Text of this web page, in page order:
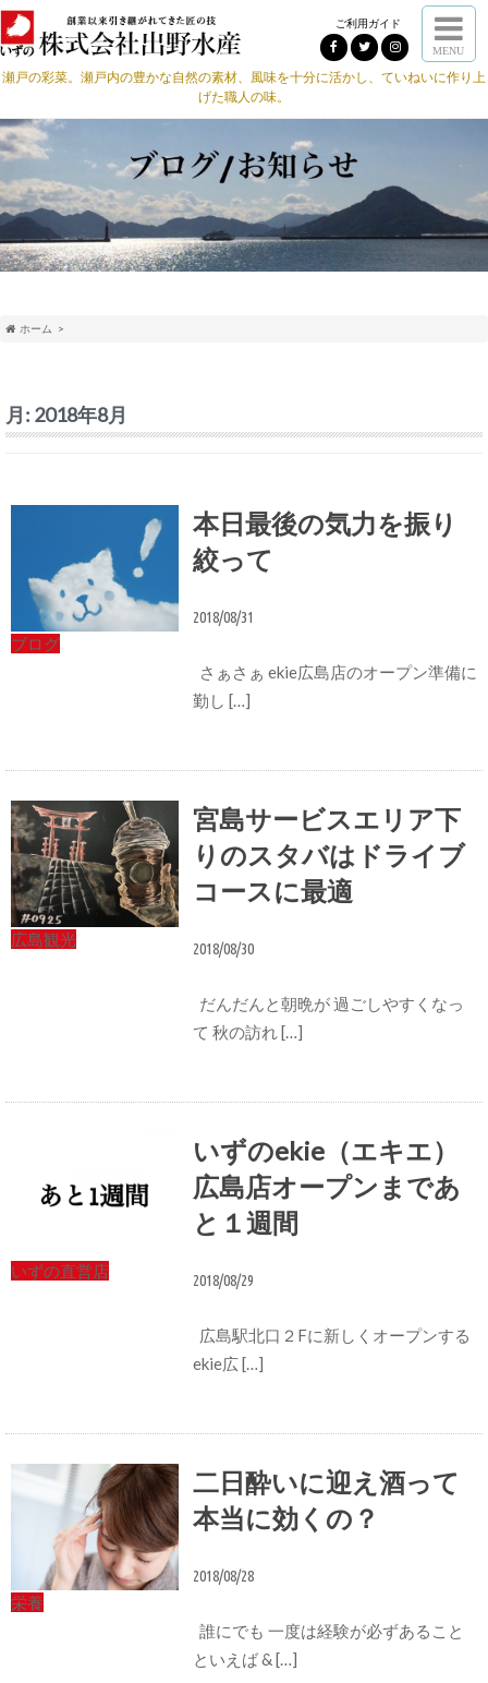
ご利用ガイド
MENU
瀬戸の彩菜。瀬戸内の豊かな自然の素材、風味を十分に活かし、ていねいに作り上
げた職人の味。
ホーム
月: 2018年8月
ブログ
本日最後の気力を振り
絞って
2018/08/31
さぁさぁ ekie広島店のオープン準備に
勤し […]
広島観光
宮島サービスエリア下
りのスタバはドライブ
コースに最適
2018/08/30
だんだんと朝晩が 過ごしやすくなっ
て 秋の訪れ […]
いずの直営店
いずのekie（エキエ）
広島店オープンまであ
と１週間
2018/08/29
広島駅北口２Fに新しくオープンする
ekie広 […]
栄養
二日酔いに迎え酒って
本当に効くの？
2018/08/28
誰にでも 一度は経験が必ずあること
といえば & […]